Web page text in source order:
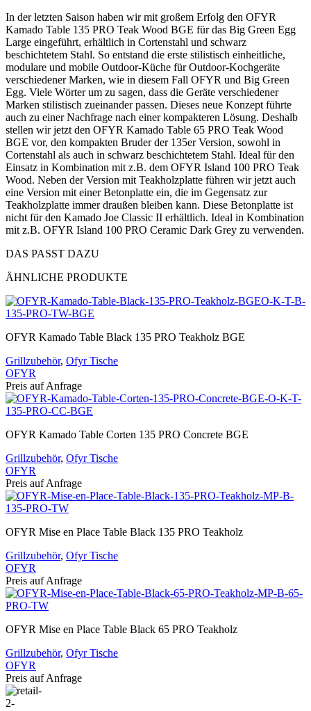
In der letzten Saison haben wir mit großem Erfolg den OFYR
Kamado Table 135 PRO Teak Wood BGE für das Big Green Egg
Large eingeführt, erhältlich in Cortenstahl und schwarz
beschichtetem Stahl. So entstand die erste stilistisch einheitliche,
modulare und mobile Outdoor-Küche für Outdoor-Kochgeräte
verschiedener Marken, wie in diesem Fall OFYR und Big Green
Egg. Viele Wörter um zu sagen, dass die Geräte verschiedener
Marken stilistisch zueinander passen. Dieses neue Konzept führte
auch zu einer Nachfrage nach einer kompakteren Lösung. Deshalb
stellen wir jetzt den OFYR Kamado Table 65 PRO Teak Wood
BGE vor, den kompakten Bruder der 135er Version, sowohl in
Cortenstahl als auch in schwarz beschichtetem Stahl. Ideal für den
Einsatz in Kombination mit z.B. dem OFYR Island 100 PRO Teak
Wood. Neben der Version mit Teakholzplatte führen wir jetzt auch
eine Version mit einer Betonplatte ein, die im Gegensatz zur
Teakholzplatte immer draußen bleiben kann. Diese Betonplatte ist
nicht für den Kamado Joe Classic II erhältlich. Ideal in Kombination
mit z.B. OFYR Island 100 PRO Ceramic Dark Grey zu verwenden.
DAS PASST DAZU
ÄHNLICHE PRODUKTE
OFYR Kamado Table Black 135 PRO Teakholz BGE
Grillzubehör, Ofyr Tische
OFYR
Preis auf Anfrage
OFYR Kamado Table Corten 135 PRO Concrete BGE
Grillzubehör, Ofyr Tische
OFYR
Preis auf Anfrage
OFYR Mise en Place Table Black 135 PRO Teakholz
Grillzubehör, Ofyr Tische
OFYR
Preis auf Anfrage
OFYR Mise en Place Table Black 65 PRO Teakholz
Grillzubehör, Ofyr Tische
OFYR
Preis auf Anfrage